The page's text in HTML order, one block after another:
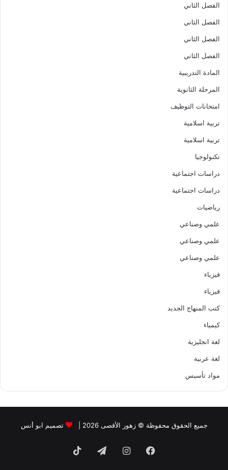
الفصل الثاني
الفصل الثاني
الفصل الثاني
الفصل الثاني
المادة التدريبية
المرحلة الثانوية
امتحانات التوظيف
تربية اسلامية
تربية اسلامية
تكنولوجيا
دراسات اجتماعية
دراسات اجتماعية
رياضيات
علمي وصناعي
علمي وصناعي
علمي وصناعي
فيزياء
فيزياء
كتب المنهاج الجديد
كيمياء
لغة انجليزية
لغة عربية
مواد تأسيس
جميع الحقوق محفوظة © زهور الأقصى 2026 | تصميم ابو أنس
فيسبوك انستقرام تيلقرام